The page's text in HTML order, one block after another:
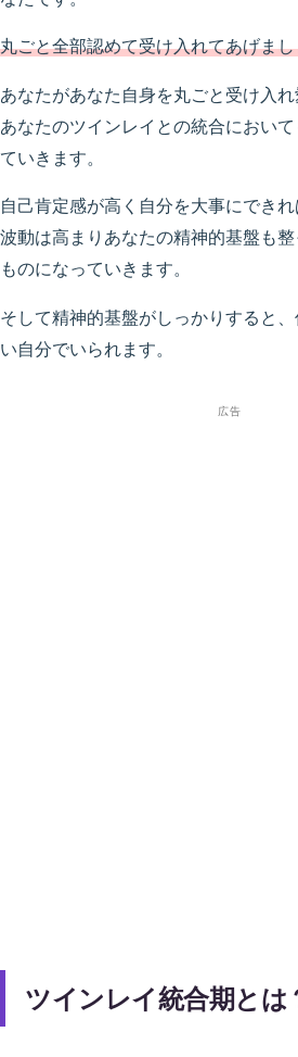
丸ごと全部認めて受け入れてあげま
あなたがあなた自身を丸ごと受け入れ
あなたのツインレイとの統合におい
ていきます。
自己肯定感が高く自分を大事にでき
波動は高まりあなたの精神的基盤も
ものになっていきます。
そして精神的基盤がしっかりすると
い自分でいられます。
広告
ツインレイ統合期とは